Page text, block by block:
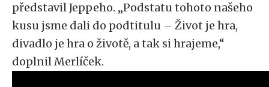
představil Jeppeho. „Podstatu tohoto našeho
kusu jsme dali do podtitulu – Život je hra,
divadlo je hra o životě, a tak si hrajeme,“
doplnil Merlíček.